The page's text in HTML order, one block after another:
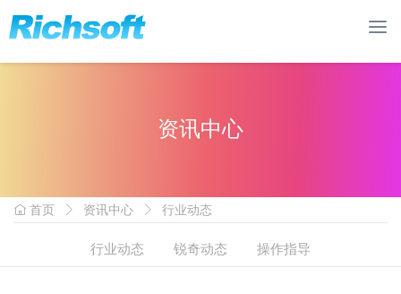
资讯中心
首页 资讯中心 行业动态
行业动态 锐奇动态 操作指导